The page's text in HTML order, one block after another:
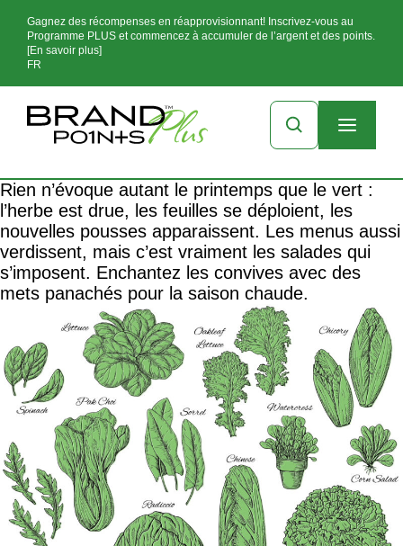
Gagnez des récompenses en réapprovisionnant! Inscrivez-vous au
Programme PLUS et commencez à accumuler de l’argent et des points.
[En savoir plus]
FR
Rien n’évoque autant le printemps que le vert :
l’herbe est drue, les feuilles se déploient, les
nouvelles pousses apparaissent. Les menus aussi
verdissent, mais c’est vraiment les salades qui
s’imposent. Enchantez les convives avec des
mets panachés pour la saison chaude.